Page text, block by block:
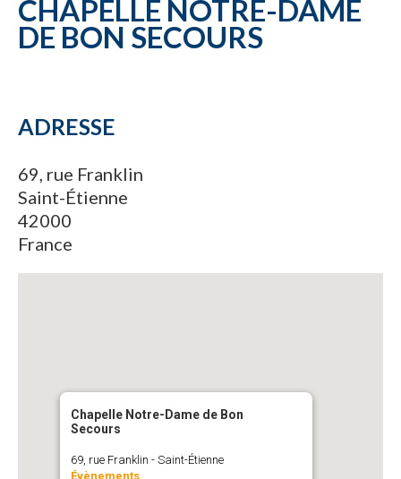
CHAPELLE NOTRE-DAME
DE BON SECOURS
ADRESSE
69, rue Franklin
Saint-Étienne
42000
France
Chapelle Notre-Dame de Bon
Secours
69, rue Franklin - Saint-Étienne
Évènements